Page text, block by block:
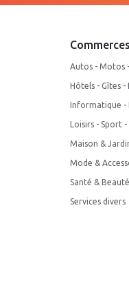
Commerces
Autos - Motos
Hôtels - Gîtes
Informatique -
Loisirs - Sport -
Maison &
Mode &
Santé & Beauté
Services divers